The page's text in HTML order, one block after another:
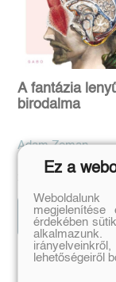
A fantázia
birodalma
Adam Zeman
Eredeti ár:
Előrendelem
Ez a
érdekében
lehetőségeiről